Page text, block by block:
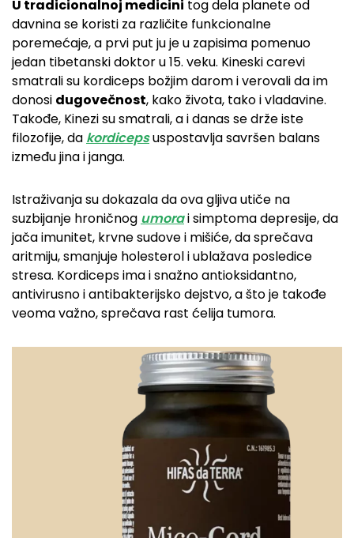
U tradicionalnoj medicini tog dela planete od
davnina se koristi za različite funkcionalne
poremećaje, a prvi put ju je u zapisima pomenuo
jedan tibetanski doktor u 15. veku. Kineski carevi
smatrali su kordiceps božjim darom i verovali da im
donosi dugovečnost, kako života, tako i vladavine.
Takođe, Kinezi su smatrali, a i danas se drže iste
filozofije, da kordicepsuspostavlja savršen balans
između jina i janga.
Istraživanja su dokazala da ova gljiva utiče na
suzbijanje hroničnog umorai simptoma depresije, da
jača imunitet, krvne sudove i mišiće, da sprečava
aritmiju, smanjuje holesterol i ublažava posledice
stresa. Kordiceps ima i snažno antioksidantno,
antivirusno i antibakterijsko dejstvo, a što je takođe
veoma važno, sprečava rast ćelija tumora.